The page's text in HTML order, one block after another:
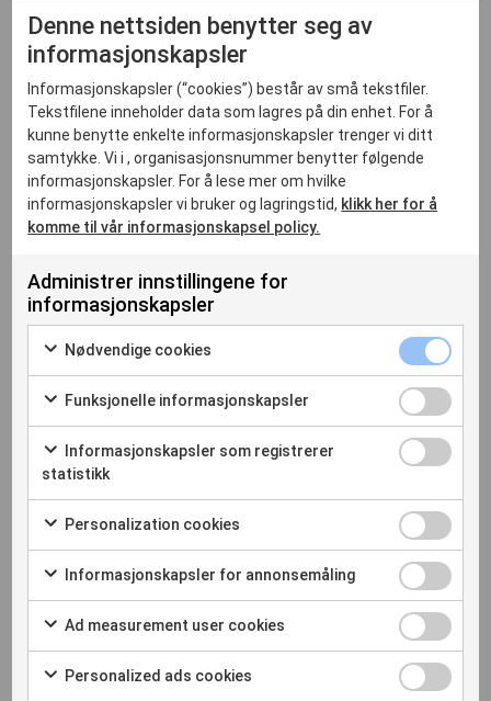
Lag profesjonelle annonser til sosiale
medier og lokalaviser på få minutter - uten
behov for markedsføringskompetanse.
Skala er en annonseplattform som gjør det enkelt å lage og
publisere digitale annonser. Med ferdige maler kan dere
raskt markedsføre tjenester, kampanjer og sesongtilbud -
tilpasset klinikkens logo og farger
Hvorfor investere i Skala?
Denne nettsiden benytter seg av
informasjonskapsler
Informasjonskapsler (“cookies”) består av små tekstfiler.
Tekstfilene inneholder data som lagres på din enhet. For å
kunne benytte enkelte informasjonskapsler trenger vi ditt
samtykke. Vi i , organisasjonsnummer benytter følgende
informasjonskapsler. For å lese mer om hvilke
informasjonskapsler vi bruker og lagringstid, klikk her for å
komme til vår informasjonskapsel policy.
Administrer innstillingene for
informasjonskapsler
Nødvendige cookies
Funksjonelle informasjonskapsler
Informasjonskapsler som registrerer
statistikk
Personalization cookies
Informasjonskapsler for annonsemåling
Ad measurement user cookies
Personalized ads cookies